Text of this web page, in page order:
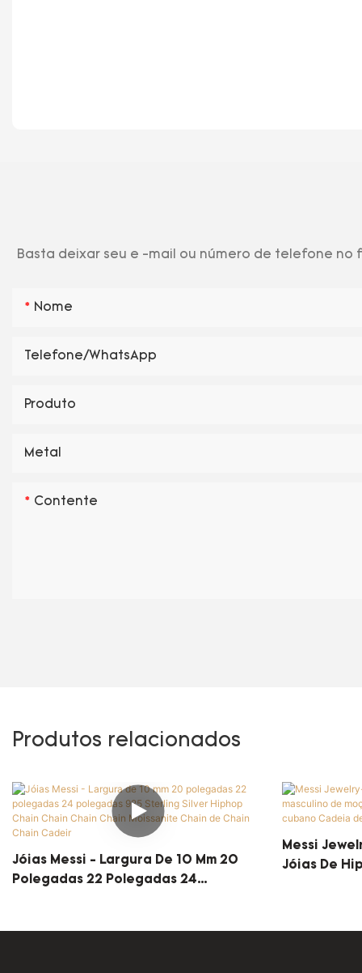
Basta deixar seu e -mail ou número de telefone
Nome
Telefone/WhatsApp
Produto
Metal
Contente
Produtos relacionados
Jóias Messi - Largura De 10 Mm 20
Polegadas 22 Polegadas 24
Messi
Jóias De